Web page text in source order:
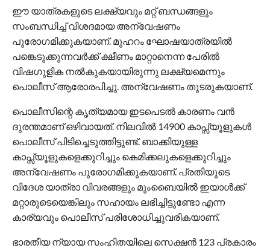
ഈ യാത്രകളുടെ ലക്ഷ്യവും മറ്റ് ബന്ധങ്ങളും
സംബന്ധിച്ച് വിശദമായ അന്വേഷണം
പുരോഗമിക്കുകയാണ്. മുഹറം ഘോഷയാത്രയില്‍
പങ്കെടുക്കുന്നവര്‍ക്ക് ക്ഷീണം മാറ്റാനെന്ന പേരില്‍
വിഷഗുളിക നല്‍കുകയായിരുന്നു ലക്ഷ്യമെന്നും
പൊലീസ് ആരോരപിച്ചു. അന്വേഷണം തുടരുകയാണ്.
പൊലീസിന്റെ കൃത്യമായ ഇടപെടൽ കാരണം വൻ
ദുരന്തമാണ് ഒഴിവായത്. നിലവിൽ 14900 കാപ്സ്യൂളുകൾ
പൊലീസ് പിടിച്ചെടുത്തിട്ടുണ്ട്. ബാക്കിയുള്ള
കാപ്സ്യൂളുകളെക്കുറിച്ചും കെമിക്കലുകളെക്കുറിച്ചും
അന്വേഷണം പുരോഗമിക്കുകയാണ്. പ്രതിയുടെ
വിദേശ യാത്രാ വിവരങ്ങളും മുംബൈയിൽ ഇയാൾക്ക്
മറ്റാരുടെയെങ്കിലും സഹായം ലഭിച്ചിട്ടുണ്ടോ എന്ന
കാര്യവും പൊലീസ് പരിശോധിച്ചുവരികയാണ്.
ഭാരതീയ ന്യായ സംഹിതയിലെ സെക്ഷൻ 123 പ്രകാരം